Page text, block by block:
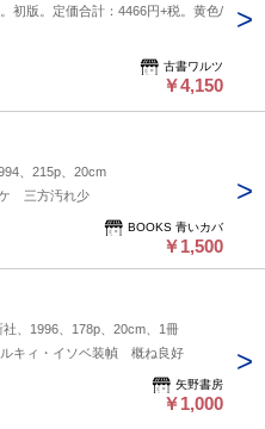
初版。定価合計：4466円+税。黄色/
古書ワルツ
￥4,150
、215p、20cm
三方汚れ少
BOOKS 青いカバ
￥1,500
、1996、178p、20cm、1冊
キィ・イソベ装幀 概ね良好
矢野書房
￥1,000